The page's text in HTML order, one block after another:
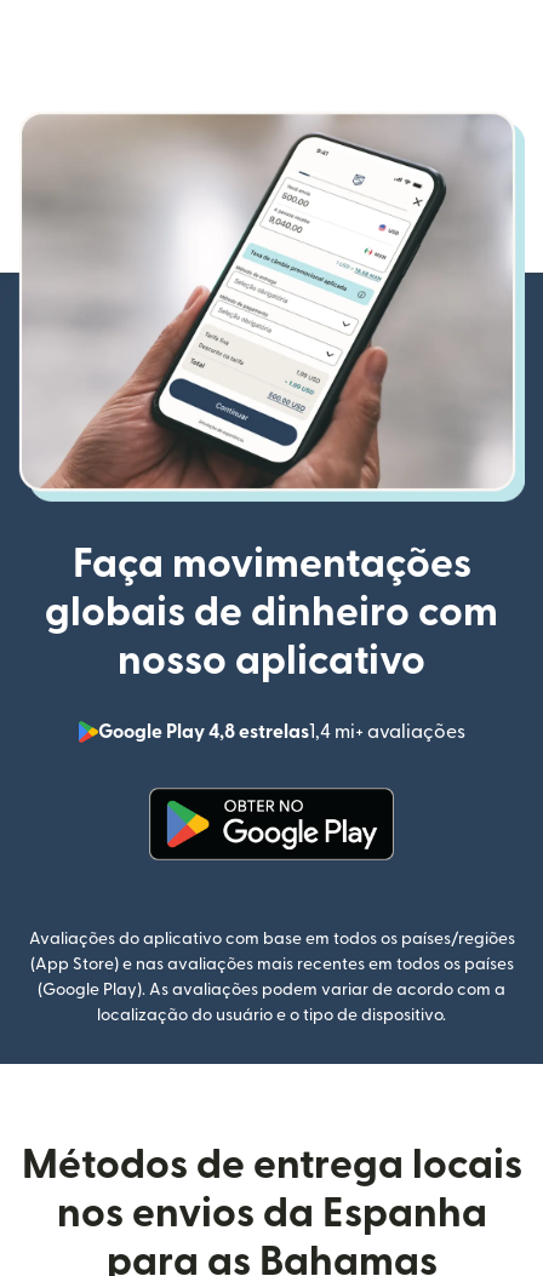
Faça movimentações
globais de dinheiro com
nosso aplicativo
Google Play 4,8 estrelas1,4 mi+ avaliações
(abre
Avaliações do aplicativo com base em todos os países/regiões
(App Store) e nas avaliações mais recentes em todos os países
(Google Play). As avaliações podem variar de acordo com a
localização do usuário e o tipo de dispositivo.
Métodos de entrega locais
nos envios da Espanha
para as Bahamas